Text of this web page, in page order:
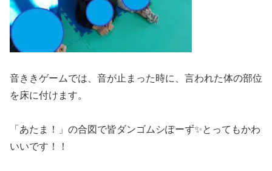
音ききゲームでは、音が止まった時に、言われた体の部位
を床に付けます。
「あたま！」の合図で皆ダンゴムシぽーず✨とってもかわ
いいです！！